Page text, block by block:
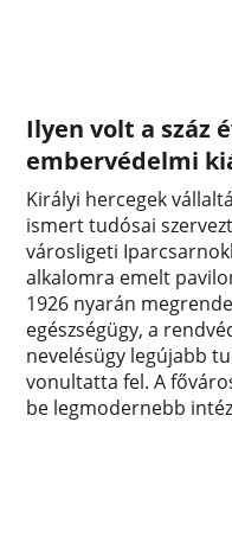
Ilyen volt a száz
embervédelmi
Királyi hercegek
ismert tudósai
városligeti
alkalomra emelt
1926 nyarán
egészségügy, a
nevelésügy legújabb
vonultatta fel. A
be legmodernebb